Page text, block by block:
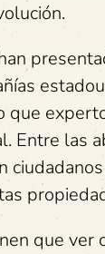
Entre las
que